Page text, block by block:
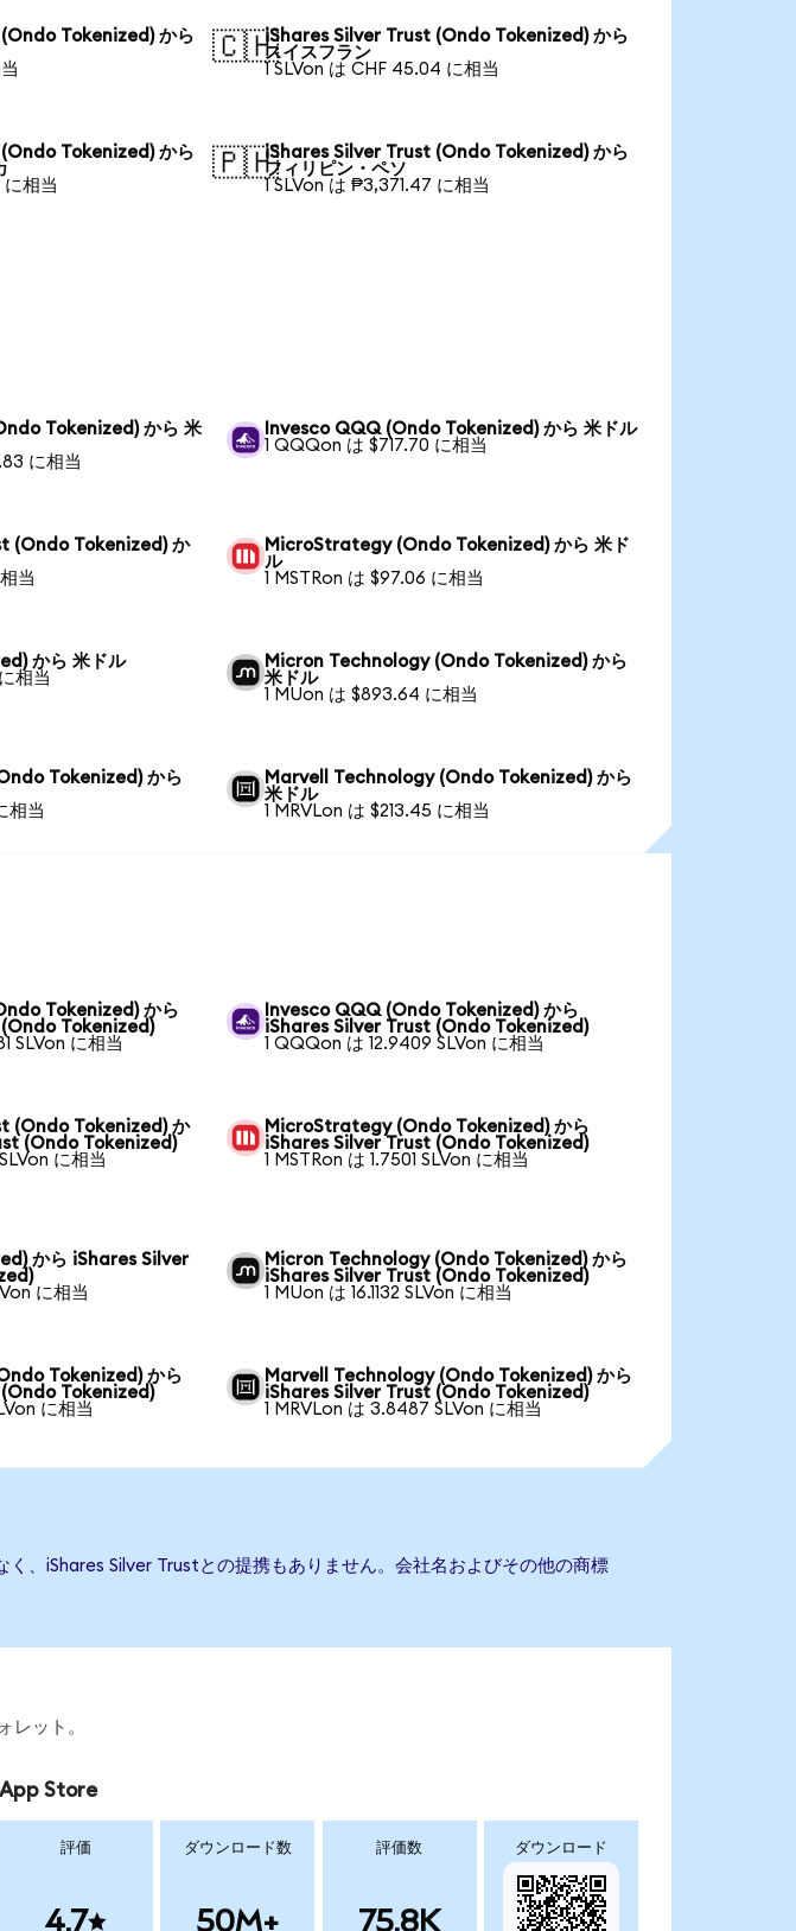
Tokenized) から
🇨🇭iShares Silver Trust (Ondo Tokenized) から
スイスフラン
1 SLVon は CHF 45.04 に相当
Tokenized) から
に相当
🇵🇭iShares Silver Trust (Ondo Tokenized) から
フィリピン・ペソ
1 SLVon は ₱3,371.47 に相当
Tokenized) から 米
に相当
Invesco QQQ (Ondo Tokenized) から 米ドル
1 QQQon は $717.70 に相当
(Ondo Tokenized) か
当
MicroStrategy (Ondo Tokenized) から 米ド
ル
1 MSTRon は $97.06 に相当
から 米ドル
相当
Micron Technology (Ondo Tokenized) から
米ドル
1 MUon は $893.64 に相当
Tokenized) から
相当
Marvell Technology (Ondo Tokenized) から
米ドル
1 MRVLon は $213.45 に相当
Tokenized) から
Tokenized)
SLVon に相当
Invesco QQQ (Ondo Tokenized) から
iShares Silver Trust (Ondo Tokenized)
1 QQQon は 12.9409 SLVon に相当
(Ondo Tokenized) か
(Ondo Tokenized)
に相当
MicroStrategy (Ondo Tokenized) から
iShares Silver Trust (Ondo Tokenized)
1 MSTRon は 1.7501 SLVon に相当
から iShares Silver
に相当
Micron Technology (Ondo Tokenized) から
iShares Silver Trust (Ondo Tokenized)
1 MUon は 16.1132 SLVon に相当
Tokenized) から
Tokenized)
に相当
Marvell Technology (Ondo Tokenized) から
iShares Silver Trust (Ondo Tokenized)
1 MRVLon は 3.8487 SLVon に相当
、iShares Silver Trustとの提携もありません。会社名およびその他の商標
レット。
App Store
評価
4.7
ダウンロード数
50M+
評価数
75.8K
ダウンロード